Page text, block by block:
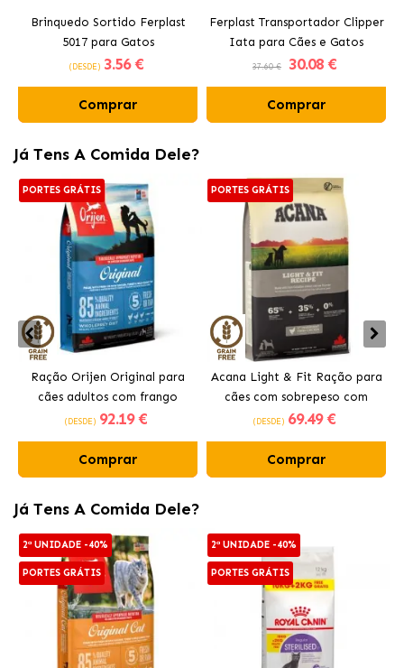
Brinquedo Sortido Ferplast
5017 para Gatos
(DESDE) 3.56 €
Comprar
Ferplast Transportador Clipper
Iata para Cães e Gatos
37.60 € 30.08 €
Comprar
Já Tens A Comida Dele?
PORTES GRÁTIS
Ração Orijen Original para
cães adultos com frango
(DESDE) 92.19 €
Comprar
PORTES GRÁTIS
Acana Light & Fit Ração para
cães com sobrepeso com
frango fresco
(DESDE) 69.49 €
Comprar
Já Tens A Comida Dele?
2ª UNIDADE -40%
PORTES GRÁTIS
2ª UNIDADE -40%
PORTES GRÁTIS